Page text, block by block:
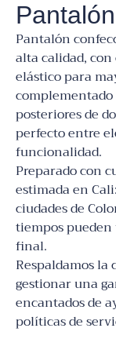
Pantalón
alta calidad,
elástico para
posteriores de
perfecto entre
funcionalidad.
Preparado con
estimada en
ciudades de
tiempos
final.
Respaldamos la
gestionar una
encantados de
políticas de